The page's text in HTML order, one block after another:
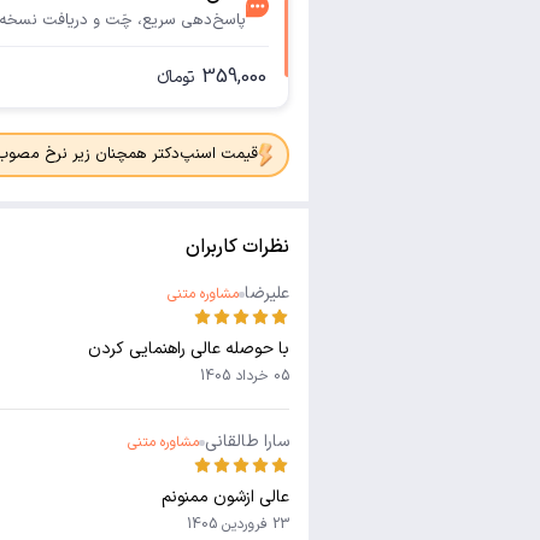
پاسخ‌دهی سریع، چَت و دریافت نسخه
359,000 تومانء
قیمت اسنپ‌دکتر همچنان زیر نرخ مصوب
نظرات کاربران
علیرضا مشاوره متنی
با حوصله عالی راهنمایی کردن
05 خرداد 1405
سارا طالقانی مشاوره متنی
عالی ازشون ممنونم
23 فروردین 1405